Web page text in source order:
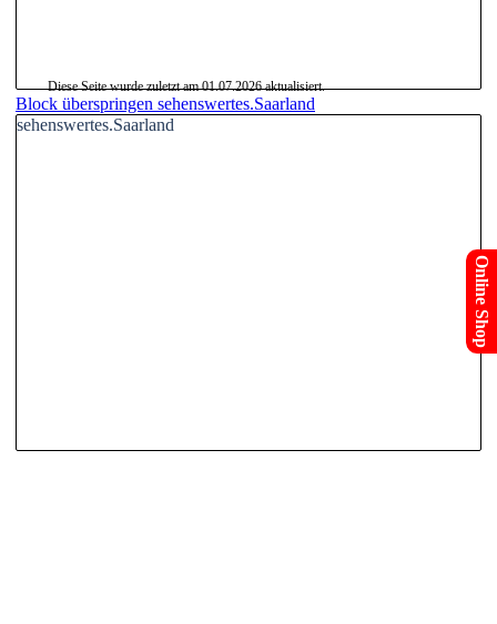
Online Shop
Block überspringen sehenswertes.Saarland
sehenswertes.Saarland
Diese Seite wurde zuletzt am01.07.2026aktualisiert.